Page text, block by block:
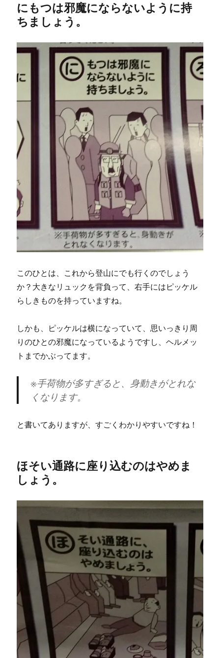
にもつは邪魔にならないように持
ちましょう。
このひとは、これから登山にでも行くのでしょう
か？大きなリュックを背負って、右手にはピッケル
らしきものを持っていますね。
しかも、ピッケルは横になっていて、思いっきり周
りのひとの邪魔になっているようですし、ヘルメッ
トまでかぶってます。
※手荷物が多すぎると、身動きがとれな
くなります。
と書いてありますが、すごくわかりやすいですね！
ほそい通路に座り込むのはやめま
しょう。